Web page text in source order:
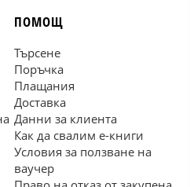
ПОМОЩ
Търсене
Поръчка
Плащания
Доставка
Данни за клиента
Как да свалим е-книги
Условия за ползване на
ваучер